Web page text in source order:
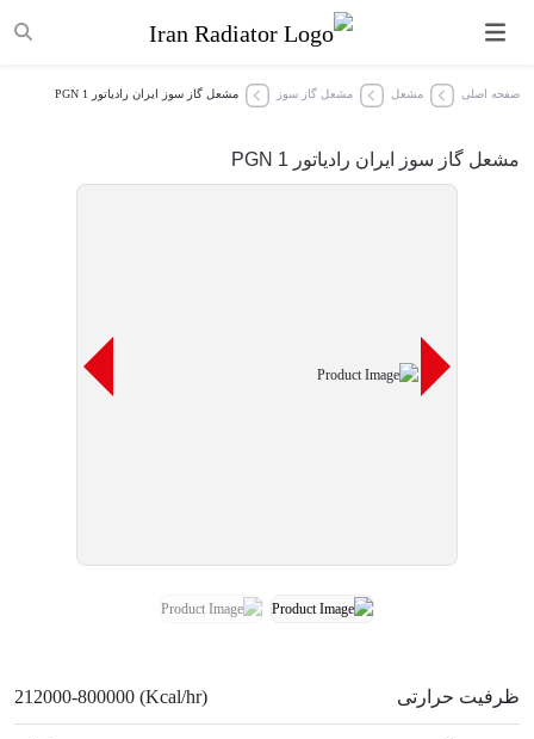
صفحه اصلی مشعل مشعل گاز سوز مشعل‌ گاز سوز ایران رادیاتور PGN 1
مشعل‌ گاز سوز ایران رادیاتور PGN 1
ظرفیت حرارتی 212000-800000 (Kcal/hr)